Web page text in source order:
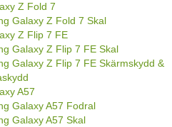
Z Fold 7
Galaxy Z Fold 7 Skal
Z Flip 7 FE
Galaxy Z Flip 7 FE Skal
Galaxy Z Flip 7 FE Skärmskydd &
A57
Galaxy A57 Fodral
Galaxy A57 Skal